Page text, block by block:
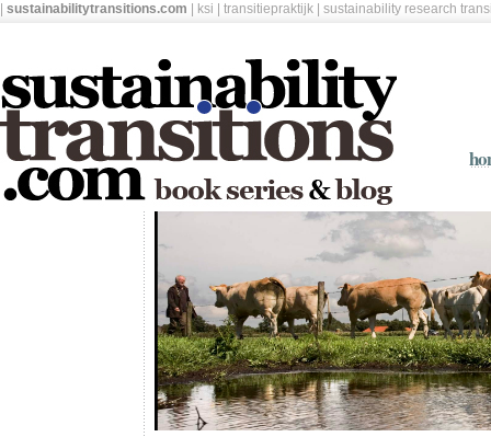
sustainabilitytransitions.com ksi transitiepraktijk sustainability research